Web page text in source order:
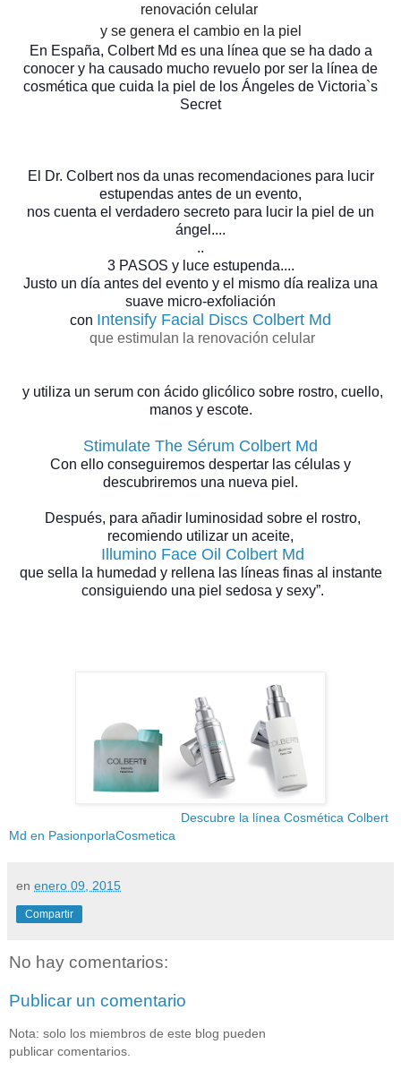
renovación celular
y se genera el cambio en la piel
En España, Colbert Md es una línea que se ha dado a
conocer y ha causado mucho revuelo por ser la línea de
cosmética que cuida la piel de los Ángeles de Victoria`s
Secret
El Dr. Colbert nos da unas recomendaciones para lucir
estupendas antes de un evento,
nos cuenta el verdadero secreto para lucir la piel de un
ángel....
..
3 PASOS y luce estupenda....
Justo un día antes del evento y el mismo día realiza una
suave micro-exfoliación
con Intensify Facial Discs Colbert Md
que estimulan la renovación celular
y utiliza un serum con ácido glicólico sobre rostro, cuello,
manos y escote.
Stimulate The Sérum Colbert Md
Con ello conseguiremos despertar l as células y
descubriremos una nueva piel.
Después, para añadir luminosidad sobre el rostro,
recomiendo utilizar un aceite,
Illumino Face Oil Colbert Md
que sella la humedad y rellena las líneas finas al instante
consiguiendo una piel sedosa y sexy”.
Descubre la línea Cosmética Colbert
Md en PasionporlaCosmetica
en enero 09, 2015
Compartir
No hay comentarios:
Publicar un comentario
Nota: solo los miembros de este blog pueden
publicar comentarios.